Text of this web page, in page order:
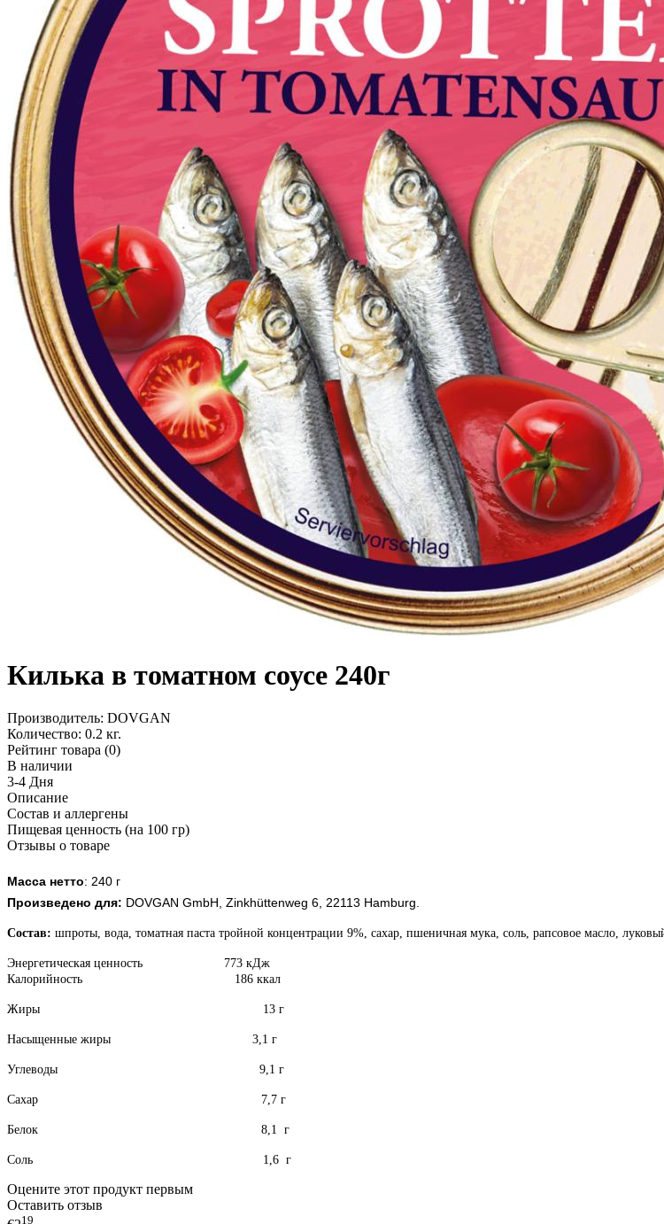
Килька в томатном соусе 240г
Производитель: DOVGAN
Количество: 0.2 кг.
Рейтинг товара (0)
В наличии
3-4 Дня
Описание
Состав и аллергены
Пищевая ценность (на 100 гр)
Отзывы о товаре
Масса нетто: 240 г
Произведено для: DOVGAN GmbH, Zinkhüttenweg 6, 22113 Hamburg.
Состав: шпроты, вода, томатная паста тройной концентрации 9%, сахар, пшеничная мука, соль, рапсовое масло,
Энергетическая ценность 773 кДж
Калорийность 186 ккал
Жиры 13 г
Насыщенные жиры 3,1 г
Углеводы 9,1 г
Сахар 7,7 г
Белок 8,1 г
Соль 1,6 г
Оцените этот продукт первым
Оставить отзыв
19